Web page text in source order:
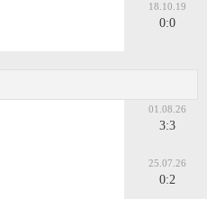
18.10.19
0:0
01.08.26
3:3
25.07.26
0:2